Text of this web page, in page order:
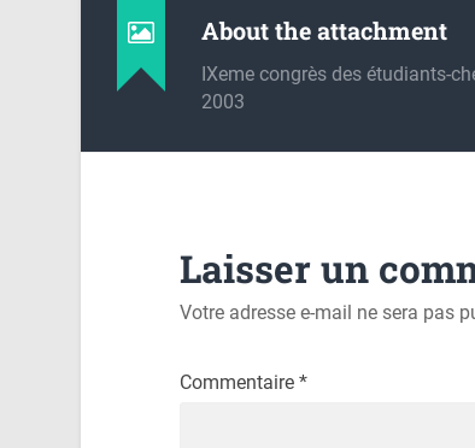
About the attachment
IXeme congrès des étudiants-
2003
Laisser un
Votre adresse e-mail ne sera pas
Commentaire *